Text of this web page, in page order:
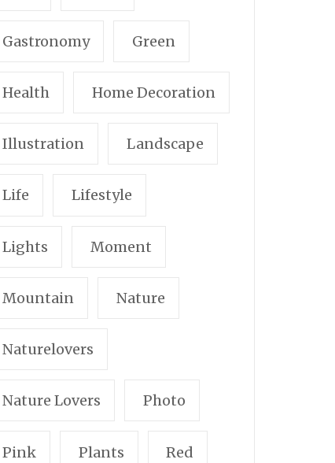
Gastronomy Green
Health Home Decoration
Illustration Landscape
Life Lifestyle
Lights Moment
Mountain Nature
Naturelovers
Nature Lovers Photo
Pink Plants Red